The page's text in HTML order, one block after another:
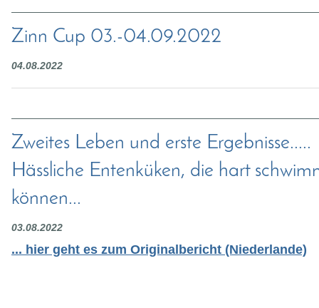
Zinn Cup 03.-04.09.2022
04.08.2022
Zweites Leben und erste Ergebnisse.....
Hässliche Entenküken, die hart
können...
03.08.2022
... hier geht es zum Originalbericht (Niederlande)